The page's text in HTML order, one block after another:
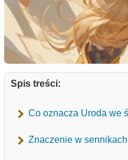
Spis treści:
Co oznacza Uroda we
Znaczenie w sennikach